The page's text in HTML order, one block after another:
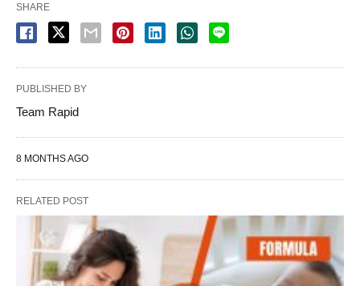
SHARE
PUBLISHED BY
Team Rapid
8 MONTHS AGO
RELATED POST